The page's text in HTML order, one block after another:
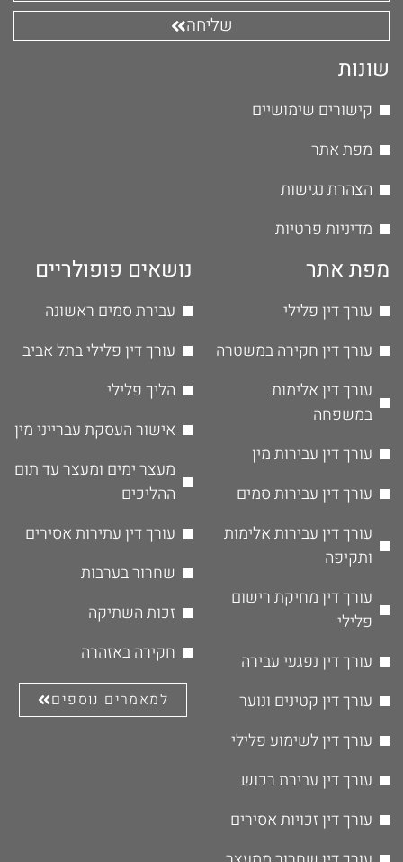
שליחה
שונות
קישורים שימושיים
מפת אתר
הצהרת נגישות
מדיניות פרטיות
מפת אתר
עורך דין פלילי
עורך דין חקירה במשטרה
עורך דין אלימות
במשפחה
עורך דין עבירות מין
עורך דין עבירות סמים
עורך דין עבירות אלימות
ותקיפה
עורך דין מחיקת רישום
פלילי
עורך דין נפגעי עבירה
עורך דין קטינים ונוער
עורך דין לשימוע פלילי
עורך דין עבירת רכוש
עורך דין זכויות אסירים
נושאים פופולריים
עבירת סמים ראשונה
עורך דין פלילי בתל אביב
הליך פלילי
אישור העסקת עברייני מין
מעצר ימים ומעצר עד תום
ההליכים
עורך דין עתירות אסירים
שחרור בערבות
זכות השתיקה
חקירה באזהרה
למאמרים נוספים